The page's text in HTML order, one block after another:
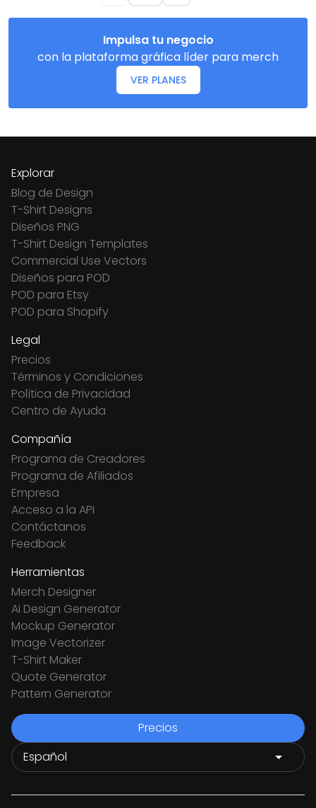
Impulsa tu negocio
con la plataforma gráfica líder para merch
VER PLANES
Explorar
Blog de Design
T-Shirt Designs
Diseños PNG
T-Shirt Design Templates
Commercial Use Vectors
Diseños para POD
POD para Etsy
POD para Shopify
Legal
Precios
Términos y Condiciones
Política de Privacidad
Centro de Ayuda
Compañía
Programa de Creadores
Programa de Afiliados
Empresa
Acceso a la API
Contáctanos
Feedback
Herramientas
Merch Designer
Ai Design Generator
Mockup Generator
Image Vectorizer
T-Shirt Maker
Quote Generator
Pattern Generator
Precios